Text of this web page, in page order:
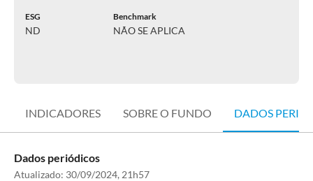
ESG
ND
Benchmark
NÃO SE APLICA
INDICADORES SOBRE O FUNDO DADOS
Dados periódicos
Atualizado: 30/09/2024, 21h57